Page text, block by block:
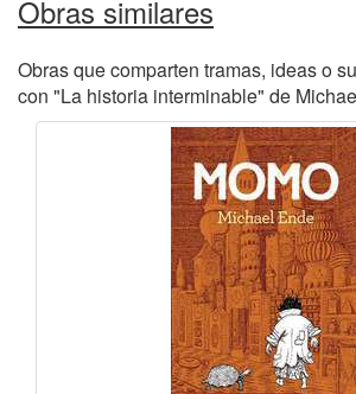
Obras similares
Obras que comparten tramas, ideas o
con "La historia interminable" de